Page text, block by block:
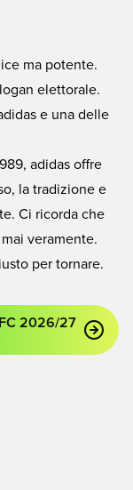
ma potente.
elettorale.
e una delle
adidas offre
la tradizione e
Ci ricorda che
veramente.
per tornare.
2026/27